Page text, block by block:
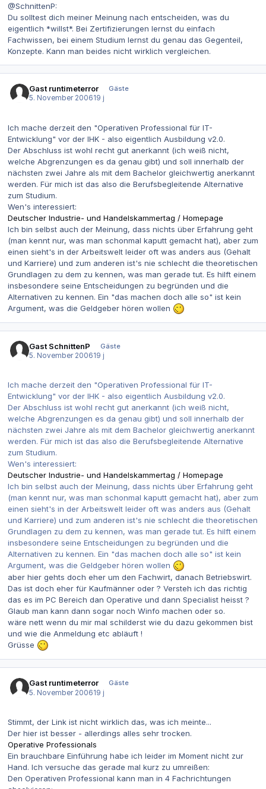
@SchnittenP:
Du solltest dich meiner Meinung nach entscheiden, was du
eigentlich *willst*. Bei Zertifizierungen lernst du einfach
Fachwissen, bei einem Studium lernst du genau das Gegenteil,
Konzepte. Kann man beides nicht wirklich vergleichen.
Gast runtimeterror
Gäste
5. November 200619 j
Ich mache derzeit den "Operativen Professional für IT-
Entwicklung" vor der IHK - also eigentlich Ausbildung v2.0.
Der Abschluss ist wohl recht gut anerkannt (ich weiß nicht,
welche Abgrenzungen es da genau gibt) und soll innerhalb der
nächsten zwei Jahre als mit dem Bachelor gleichwertig anerkannt
werden. Für mich ist das also die Berufsbegleitende Alternative
zum Studium.
Wen's interessiert:
Deutscher Industrie- und Handelskammertag / Homepage
Ich bin selbst auch der Meinung, dass nichts über Erfahrung geht
(man kennt nur, was man schonmal kaputt gemacht hat), aber zum
einen sieht's in der Arbeitswelt leider oft was anders aus (Gehalt
und Karriere) und zum anderen ist's nie schlecht die theoretischen
Grundlagen zu dem zu kennen, was man gerade tut. Es hilft einem
insbesondere seine Entscheidungen zu begründen und die
Alternativen zu kennen. Ein "das machen doch alle so" ist kein
Argument, was die Geldgeber hören wollen
Gast SchnittenP
Gäste
5. November 200619 j
Ich mache derzeit den "Operativen Professional für IT-
Entwicklung" vor der IHK - also eigentlich Ausbildung v2.0.
Der Abschluss ist wohl recht gut anerkannt (ich weiß nicht,
welche Abgrenzungen es da genau gibt) und soll innerhalb der
nächsten zwei Jahre als mit dem Bachelor gleichwertig anerkannt
werden. Für mich ist das also die Berufsbegleitende Alternative
zum Studium.
Wen's interessiert:
Deutscher Industrie- und Handelskammertag / Homepage
Ich bin selbst auch der Meinung, dass nichts über Erfahrung geht
(man kennt nur, was man schonmal kaputt gemacht hat), aber zum
einen sieht's in der Arbeitswelt leider oft was anders aus (Gehalt
und Karriere) und zum anderen ist's nie schlecht die theoretischen
Grundlagen zu dem zu kennen, was man gerade tut. Es hilft einem
insbesondere seine Entscheidungen zu begründen und die
Alternativen zu kennen. Ein "das machen doch alle so" ist kein
Argument, was die Geldgeber hören wollen
aber hier gehts doch eher um den Fachwirt, danach Betriebswirt.
Das ist doch eher für Kaufmänner oder ? Versteh ich das richtig
das es im PC Bereich dan Operative und dann Specialist heisst ?
Glaub man kann dann sogar noch Winfo machen oder so.
wäre nett wenn du mir mal schilderst wie du dazu gekommen bist
und wie die Anmeldung etc abläuft !
Grüsse
Gast runtimeterror
Gäste
5. November 200619 j
Stimmt, der Link ist nicht wirklich das, was ich meinte...
Der hier ist besser - allerdings alles sehr trocken.
Operative Professionals
Ein brauchbare Einführung habe ich leider im Moment nicht zur
Hand. Ich versuche das gerade mal kurz zu umreißen:
Den Operativen Professional kann man in 4 Fachrichtungen